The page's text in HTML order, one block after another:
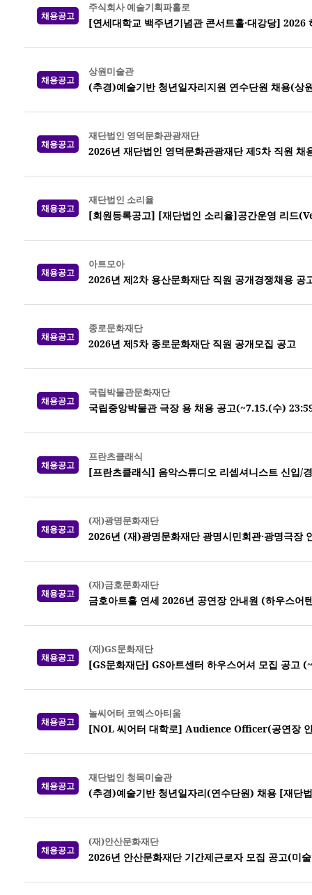
채용공고
주식회사 예술기획파홀로
[연세대학교 백주년기념관 콘서트홀·대강당] 2026
채용공고
상원미술관
(추경)예술기반 청년일자리지원 연수단원 채용(상
채용공고
재단법인 영덕문화관광재단
2026년 재단법인 영덕문화관광재단 제5차 직원 채
채용공고
재단법인 소리율
[회원등록공고] [재단법인 소리율]공간운영 리드
채용공고
아트모아
2026년 제2차 용산문화재단 직원 공개경쟁채용 공
채용공고
종로문화재단
2026년 제5차 종로문화재단 직원 공개모집 공고
채용공고
국립박물관문화재단
국립중앙박물관 극장 용 채용 공고(~7.15.(수)
채용공고
프란츠클래식
[프란츠클래식] 음악스튜디오 리셉셔니스트 신입/
채용공고
(재)광명문화재단
2026년 (재)광명문화재단 광명시민회관·광명극장
채용공고
(재)금호문화재단
금호아트홀 연세 2026년 공연장 안내원 (하우스어
채용공고
(재)GS문화재단
[GS문화재단] GS아트센터 하우스어셔 모집 공고
채용공고
놀씨어터 코엑스아티움
[NOL 씨어터 대학로] Audience Officer(공연장
채용공고
재단법인 청목미술관
(추경)예술기반 청년일자리(연수단원) 채용 [재단
채용공고
(재)안산문화재단
2026년 안산문화재단 기간제근로자 모집 공고(미